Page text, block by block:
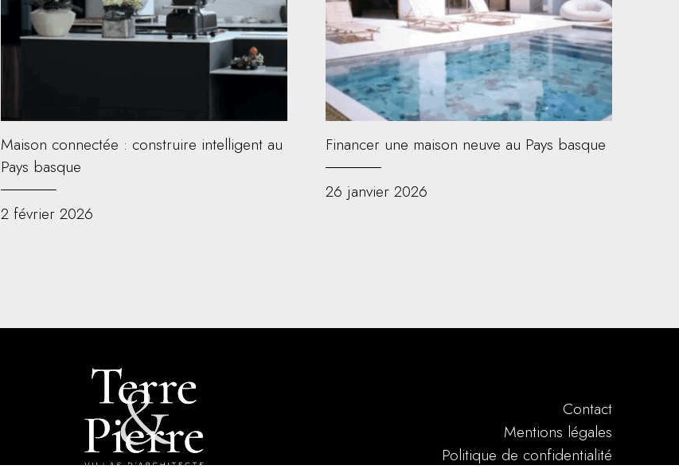
Maison connectée : construire intelligent au
Pays basque
2 février 2026
Financer une maison neuve au Pays basque
26 janvier 2026
Contact
Mentions légales
Politique de confidentialité